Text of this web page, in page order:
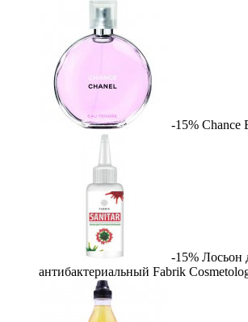
-15% Chance
-15% Лосьон
антибактериальный Fabrik